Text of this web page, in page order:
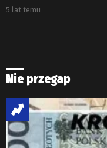
5 lat temu
Nie przegap